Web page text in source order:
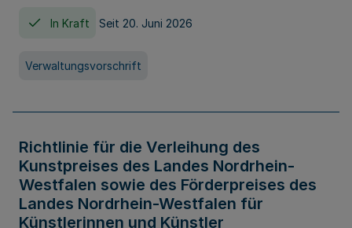
In Kraft Seit 20. Juni 2026
Verwaltungsvorschrift
Richtlinie für die Verleihung des
Kunstpreises des Landes Nordrhein-
Westfalen sowie des Förderpreises des
Landes Nordrhein-Westfalen für
Künstlerinnen und Künstler